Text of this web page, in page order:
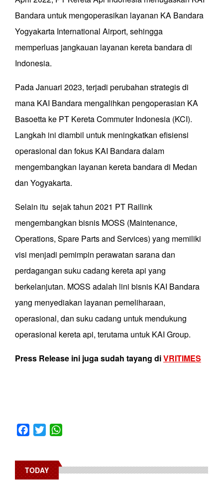
Bandara untuk mengoperasikan layanan KA Bandara
Yogyakarta International Airport, sehingga
memperluas jangkauan layanan kereta bandara di
Indonesia.
Pada Januari 2023, terjadi perubahan strategis di
mana KAI Bandara mengalihkan pengoperasian KA
Basoetta ke PT Kereta Commuter Indonesia (KCI).
Langkah ini diambil untuk meningkatkan efisiensi
operasional dan fokus KAI Bandara dalam
mengembangkan layanan kereta bandara di Medan
dan Yogyakarta.
Selain itu sejak tahun 2021 PT Railink
mengembangkan bisnis MOSS (Maintenance,
Operations, Spare Parts and Services) yang memiliki
visi menjadi pemimpin perawatan sarana dan
perdagangan suku cadang kereta api yang
berkelanjutan. MOSS adalah lini bisnis KAI Bandara
yang menyediakan layanan pemeliharaan,
operasional, dan suku cadang untuk mendukung
operasional kereta api, terutama untuk KAI Group.
Press Release ini juga sudah tayang diVRITIMES
Facebook
Twitter
TODAY